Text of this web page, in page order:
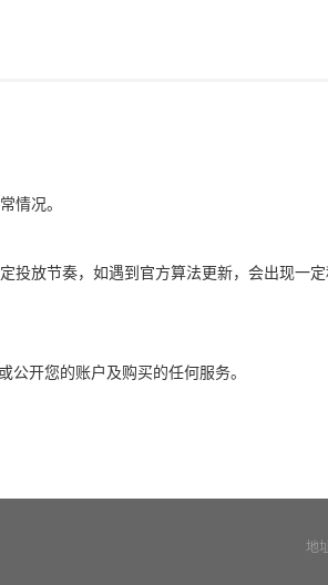
情况。
投放节奏，如遇到官方算法更新，会出现一
开您的账户及购买的任何服务。
地